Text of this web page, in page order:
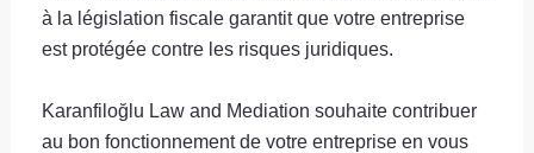
à la législation fiscale garantit que votre entreprise
est protégée contre les risques juridiques.
Karanfiloğlu Law and Mediation souhaite contribuer
au bon fonctionnement de votre entreprise en vous